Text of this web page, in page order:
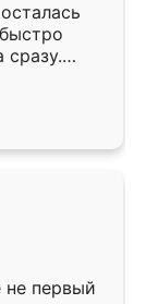
сразу.
к
Собрали
даже
не первый